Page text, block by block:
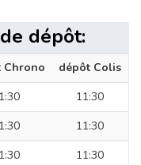
dépôt:
Chrono
dépôt Colis
11:30
11:30
11:30